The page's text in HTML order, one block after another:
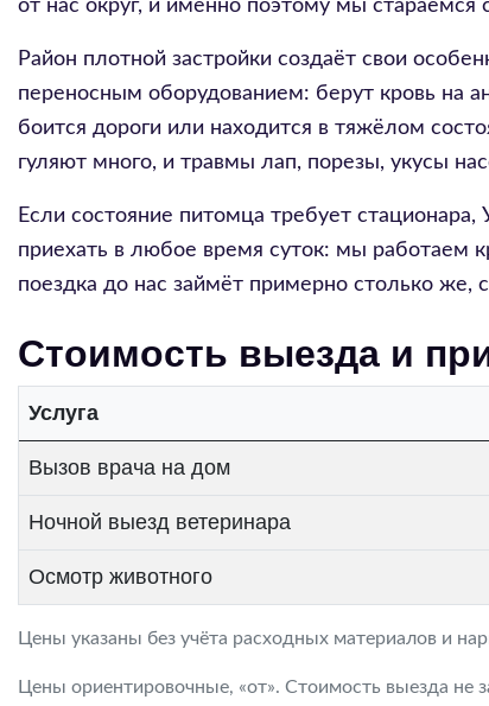
от нас округ, и именно поэтому мы
Район плотной застройки создаёт свои
переносным оборудованием: берут кровь на
боится дороги или находится в тяжёлом
гуляют много, и травмы лап, порезы, укусы
Если состояние питомца требует
приехать в любое время суток: мы работаем
поездка до нас займёт примерно столько же,
Стоимость выезда и
Услуга
Вызов врача на дом
Ночной выезд ветеринара
Осмотр животного
Цены указаны без учёта расходных материалов и
Цены ориентировочные, «от». Стоимость выезда не